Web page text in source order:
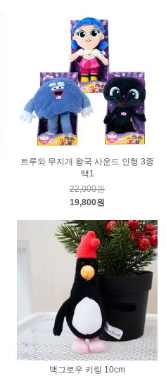
트루와 무지개 왕국 사운드 인형 3종
택1
22,000원
19,800원
맥그로우 키링 10cm